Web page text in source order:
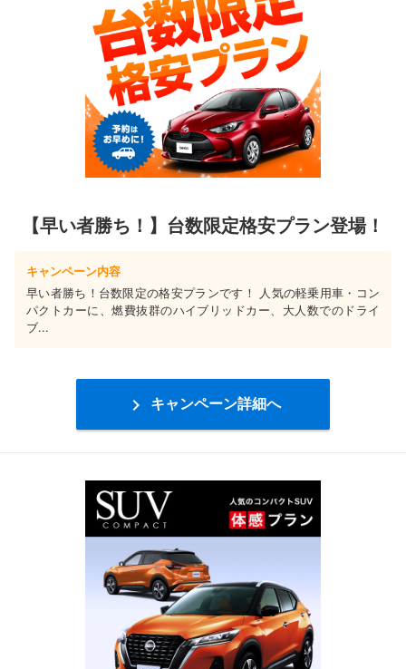
【早い者勝ち！】台数限定格安プラン登場！
キャンペーン内容
早い者勝ち！台数限定の格安プランです！ 人気の軽乗用車・コン
パクトカーに、燃費抜群のハイブリッドカー、大人数でのドライ
ブ...
 キャンペーン詳細へ